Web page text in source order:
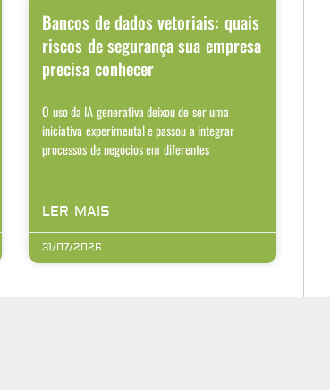
Bancos de dados vetoriais: quais
riscos de segurança sua empresa
precisa conhecer
O uso da IA generativa deixou de ser uma
iniciativa experimental e passou a integrar
processos de negócios em diferentes
LER MAIS
31/07/2026